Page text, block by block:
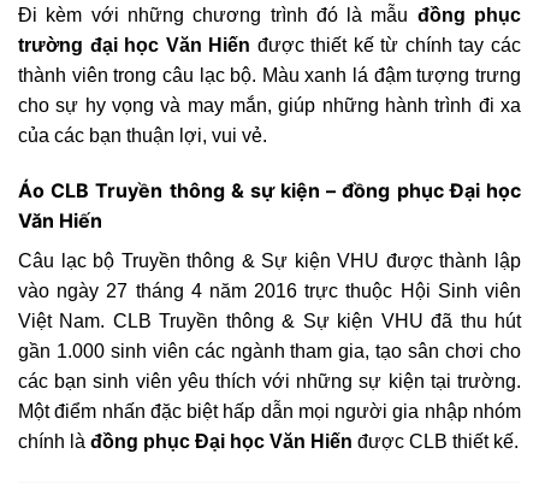
Đi kèm với những chương trình đó là mẫu đồng phục
trường đại học Văn Hiến được thiết kế từ chính tay các
thành viên trong câu lạc bộ. Màu xanh lá đậm tượng trưng
cho sự hy vọng và may mắn, giúp những hành trình đi xa
của các bạn thuận lợi, vui vẻ.
Áo CLB Truyền thông & sự kiện – đồng phục Đại học
Văn Hiến
Câu lạc bộ Truyền thông & Sự kiện VHU được thành lập
vào ngày 27 tháng 4 năm 2016 trực thuộc Hội Sinh viên
Việt Nam. CLB Truyền thông & Sự kiện VHU đã thu hút
gần 1.000 sinh viên các ngành tham gia, tạo sân chơi cho
các bạn sinh viên yêu thích với những sự kiện tại trường.
Một điểm nhấn đặc biệt hấp dẫn mọi người gia nhập nhóm
chính là đồng phục Đại học Văn Hiến được CLB thiết kế.